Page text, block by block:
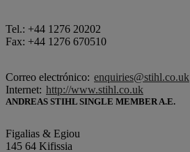
Tel.: +44 1276 20202
Fax: +44 1276 670510
Correo electrónico: enquiries@stihl.co.uk
Internet: http://www.stihl.co.uk
ANDREAS STIHL SINGLE MEMBER A.E.
Figalias & Egiou
145 64 Kifissia